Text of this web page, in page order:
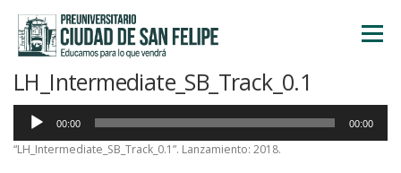
contenido
Menú
LH_Intermediate_SB_Track_0.1
Reproductor
audio
00:00 00:00
“LH_Intermediate_SB_Track_0.1”. Lanzamiento: 2018.